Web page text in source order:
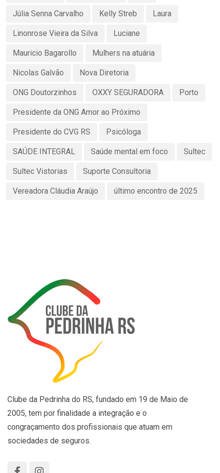
Júlia Senna Carvalho Kelly Streb Laura
Linonrose Vieira da Silva Luciane
Mauricio Bagarollo Mulhers na atuária
Nicolas Galvão Nova Diretoria
ONG Doutorzinhos OXXY SEGURADORA Porto
Presidente da ONG Amor ao Próximo
Presidente do CVG RS Psicóloga
SAÚDE INTEGRAL Saúde mental em foco Sultec
Sultec Vistorias Suporte Consultoria
Vereadora Cláudia Araújo último encontro de 2025
Clube da Pedrinha do RS, fundado em 19 de Maio de
2005, tem por finalidade a integração e o
congraçamento dos profissionais que atuam em
sociedades de seguros.